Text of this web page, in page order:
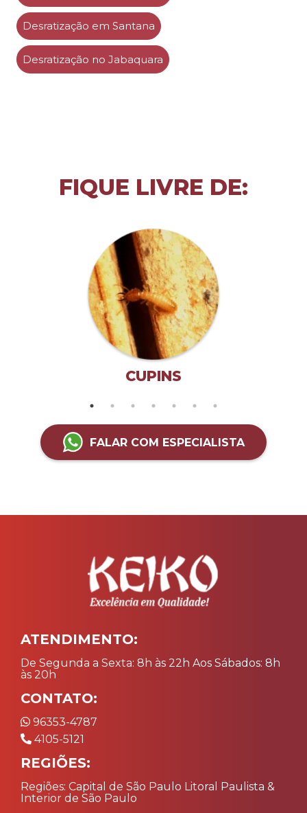
Desratização em Santana
Desratização no Jabaquara
FIQUE LIVRE DE:
CUPINS
FALAR COM ESPECIALISTA
ATENDIMENTO:
De Segunda a Sexta: 8h às 22h Aos Sábados: 8h
às 20h
CONTATO:
96353-4787
4105-5121
REGIÕES:
Regiões: Capital de São Paulo Litoral Paulista &
Interior de São Paulo